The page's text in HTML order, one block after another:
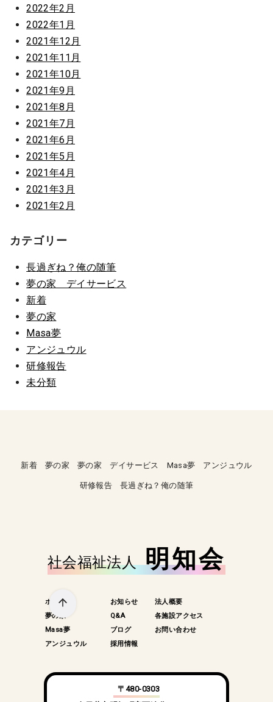
2022年2月
2022年1月
2021年12月
2021年11月
2021年10月
2021年9月
2021年8月
2021年7月
2021年6月
2021年5月
2021年4月
2021年3月
2021年2月
カテゴリー
長過ぎね？俺の随筆
夢の家 デイサービス
新着
夢の家
Masa夢
アンジュウル
研修報告
未分類
新着 夢の家 夢の家 デイサービス Masa夢 アンジュウル
研修報告 長過ぎね？俺の随筆
社会福祉法人明知会
ホーム お知らせ
法人概要
夢の家
Q&A
各施設アクセス
Masa夢
ブログ
お問い合わせ
アンジュウル
採用情報
〒480-0303